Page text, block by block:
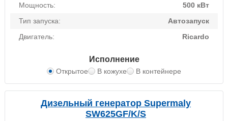
Мощность:
500 кВт
Тип запуска:
Автозапуск
Двигатель:
Ricardo
Исполнение
Открытое В кожухе В контейнере
Дизельный генератор Supermaly
SW625GF/K/S